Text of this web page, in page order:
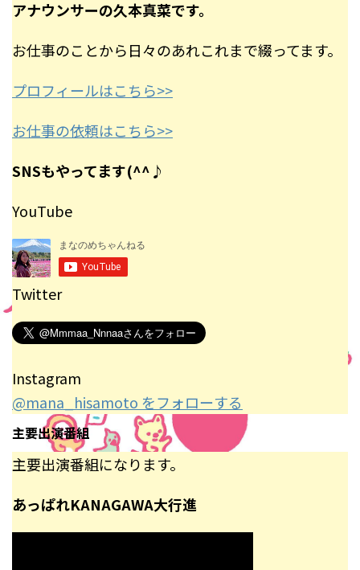
アナウンサーの久本真菜です。
お仕事のことから日々のあれこれまで綴ってます。
プロフィールはこちら>>
お仕事の依頼はこちら>>
SNSもやってます(^^♪
YouTube
Twitter
Instagram
@mana_hisamoto をフォローする
主要出演番組
主要出演番組になります。
あっぱれKANAGAWA大行進